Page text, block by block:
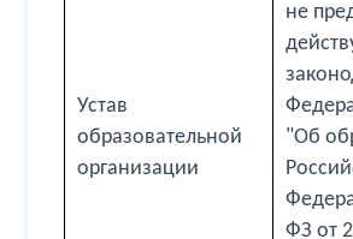
Устав
образовательной
организации
не
"Об
ФЗ от